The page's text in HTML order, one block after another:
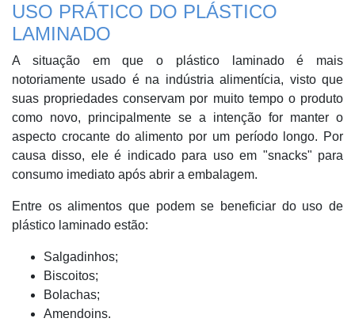
USO PRÁTICO DO PLÁSTICO
LAMINADO
A situação em que o plástico laminado é mais
notoriamente usado é na indústria alimentícia, visto que
suas propriedades conservam por muito tempo o produto
como novo, principalmente se a intenção for manter o
aspecto crocante do alimento por um período longo. Por
causa disso, ele é indicado para uso em "snacks" para
consumo imediato após abrir a embalagem.
Entre os alimentos que podem se beneficiar do uso de
plástico laminado estão:
Salgadinhos;
Biscoitos;
Bolachas;
Amendoins.